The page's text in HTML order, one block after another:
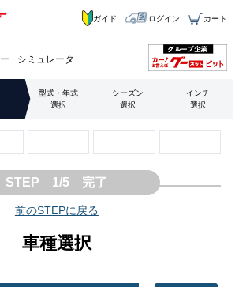
シミュレータ
ガイド ログイン カート
型式・年式
選択
シーズン
選択
インチ
選択
STEP 1/5 完了
前のSTEPに戻る
車種選択